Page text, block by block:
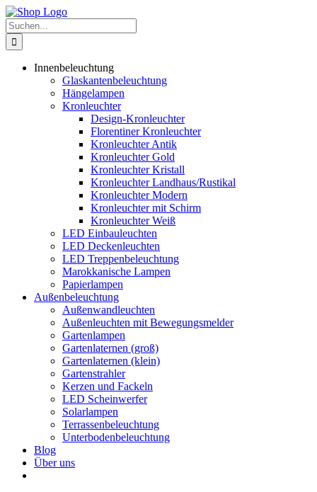
Zum
Inhalt
springen
Suche
nach:
Innenbeleuchtung
Glaskantenbeleuchtung
Hängelampen
Kronleuchter
Design-Kronleuchter
Florentiner Kronleuchter
Kronleuchter Antik
Kronleuchter Gold
Kronleuchter Kristall
Kronleuchter Landhaus/Rustikal
Kronleuchter Modern
Kronleuchter mit Schirm
Kronleuchter Weiß
LED Einbauleuchten
LED Deckenleuchten
LED Treppenbeleuchtung
Marokkanische Lampen
Papierlampen
Außenbeleuchtung
Außenwandleuchten
Außenleuchten mit Bewegungsmelder
Gartenlampen
Gartenlaternen (groß)
Gartenlaternen (klein)
Gartenstrahler
Kerzen und Fackeln
LED Scheinwerfer
Solarlampen
Terrassenbeleuchtung
Unterbodenbeleuchtung
Blog
Über uns